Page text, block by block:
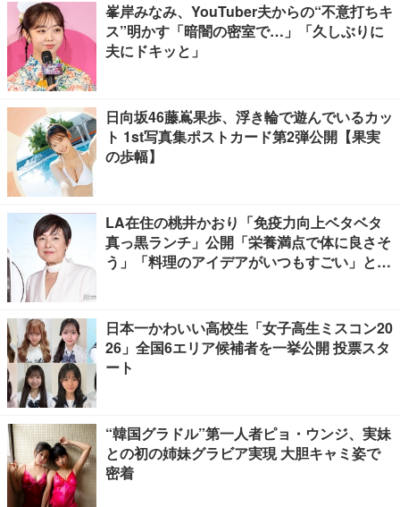
峯岸みなみ、YouTuber夫からの“不意打ちキ
ス”明かす「暗闇の密室で…」「久しぶりに
夫にドキッと」
日向坂46藤嶌果歩、浮き輪で遊んでいるカッ
ト 1st写真集ポストカード第2弾公開【果実
の歩幅】
LA在住の桃井かおり「免疫力向上ベタベタ
真っ黒ランチ」公開「栄養満点で体に良さそ
う」「料理のアイデアがいつもすごい」と反
日本一かわいい高校生「女子高生ミスコン20
26」全国6エリア候補者を一挙公開 投票スタ
ート
“韓国グラドル”第一人者ピョ・ウンジ、実妹
との初の姉妹グラビア実現 大胆キャミ姿で
密着